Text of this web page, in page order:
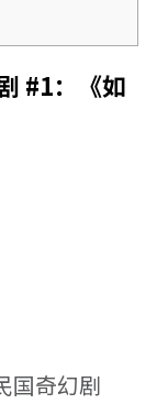
#1：《如
国奇幻剧